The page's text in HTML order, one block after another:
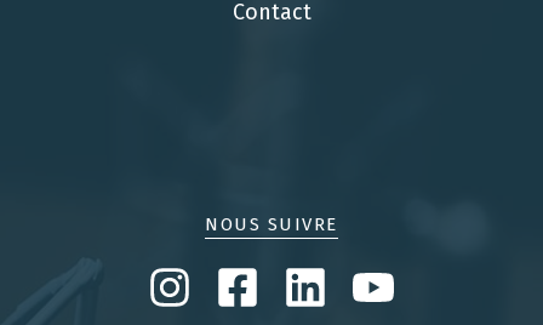
Contact
NOUS SUIVRE